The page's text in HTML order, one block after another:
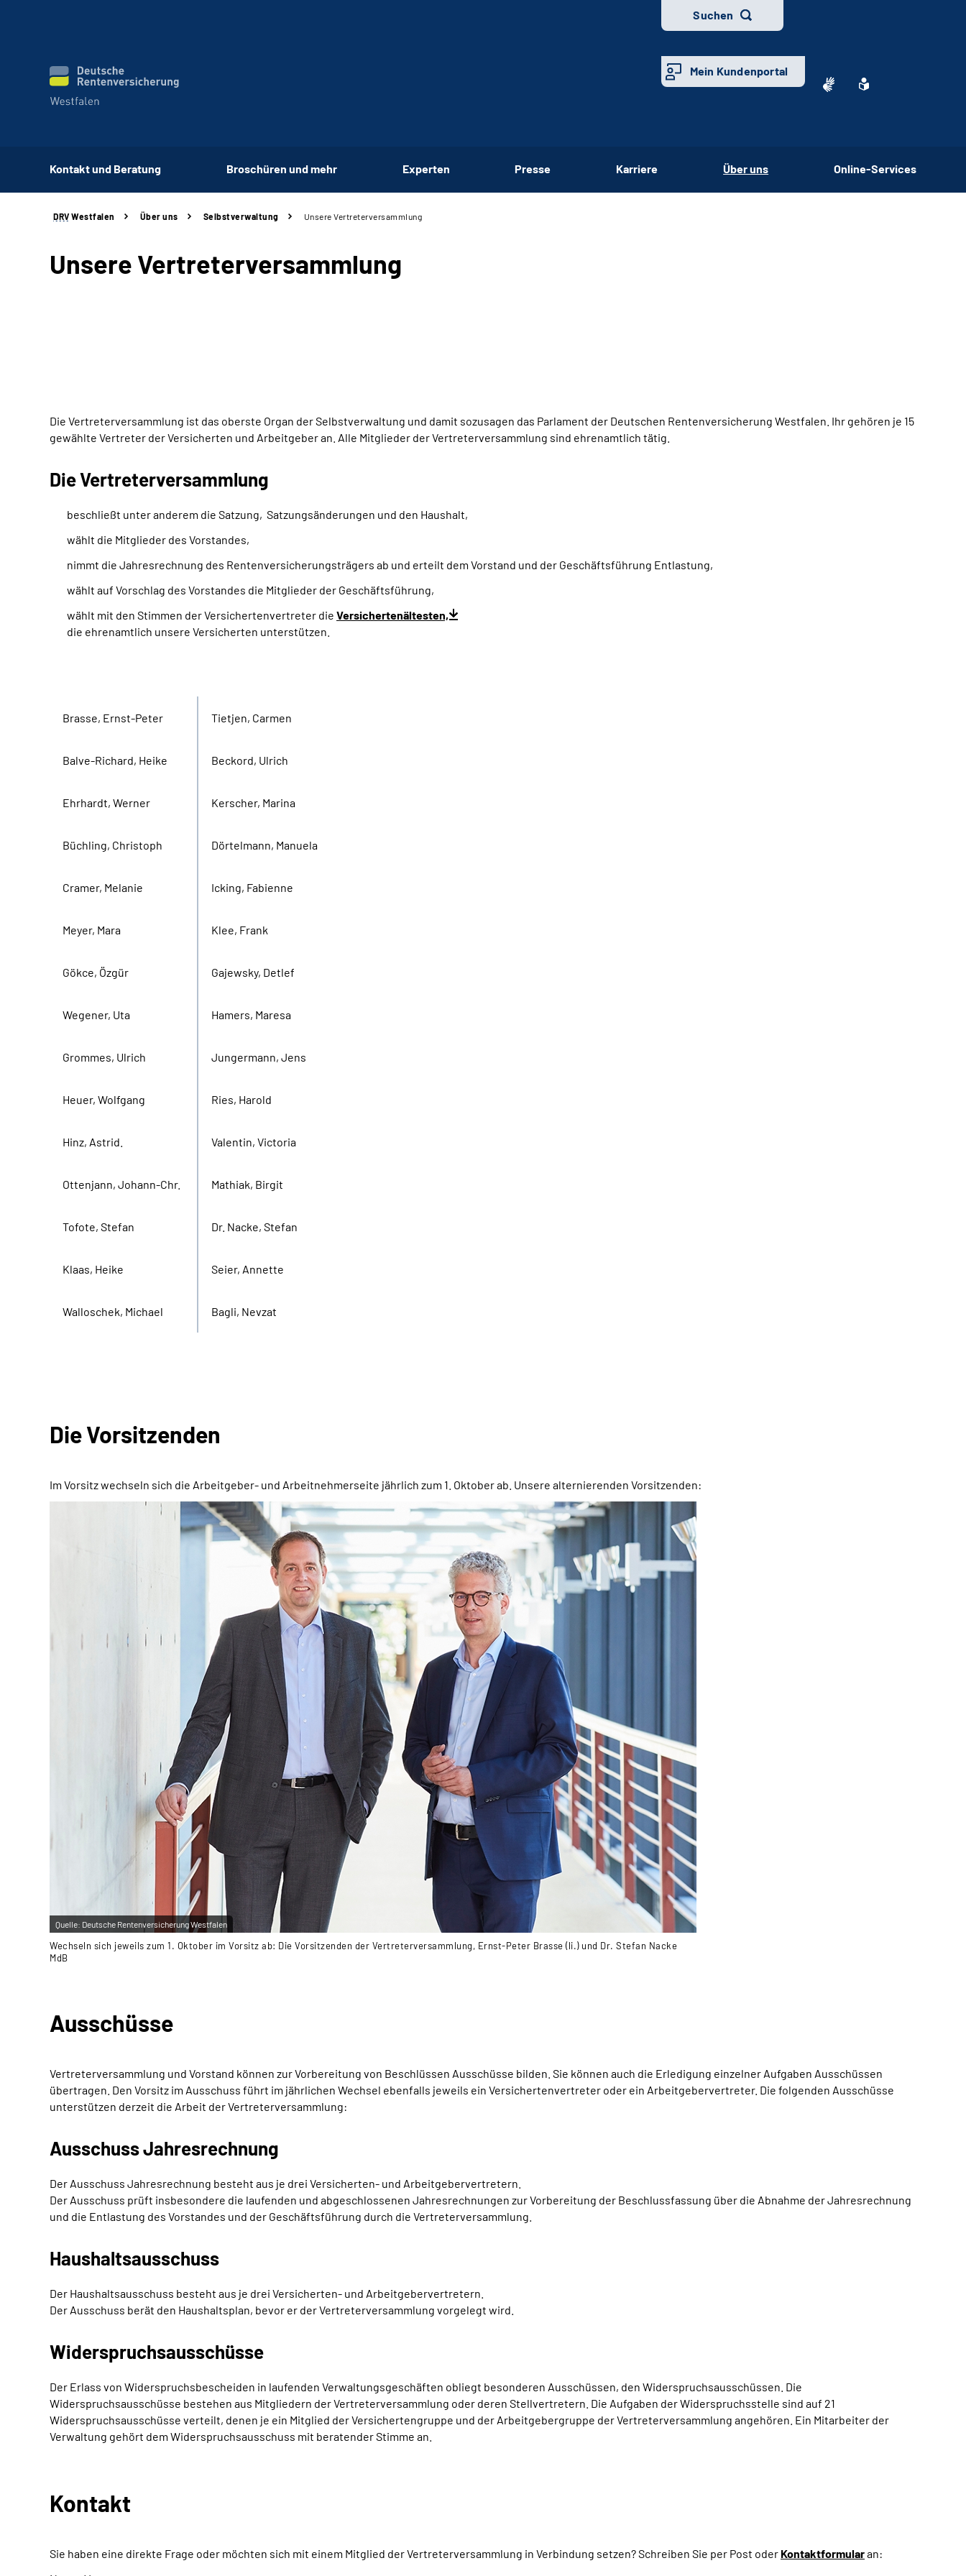
Suchen
Mein Kundenportal
Kontakt und Beratung Broschüren und mehr Experten Presse Karriere Über uns Online-Services
DRV Westfalen Über uns Selbstverwaltung Unsere Vertreterversammlung
Unsere Vertreterversammlung
Die Vertreterversammlung ist das oberste Organ der Selbstverwaltung und damit sozusagen das Parlament der Deutschen Rentenversicherung Westfalen. Ihr gehören je 15
gewählte Vertreter der Versicherten und Arbeitgeber an. Alle Mitglieder der Vertreterversammlung sind ehrenamtlich tätig.
Die Vertreterversammlung
beschließt unter anderem die Satzung, Satzungsänderungen und den Haushalt,
wählt die Mitglieder des Vorstandes,
nimmt die Jahresrechnung des Rentenversicherungsträgers ab und erteilt dem Vorstand und der Geschäftsführung Entlastung,
wählt auf Vorschlag des Vorstandes die Mitglieder der Geschäftsführung,
wählt mit den Stimmen der Versichertenvertreter die Versichertenältesten,
die ehrenamtlich unsere Versicherten unterstützen.
Brasse, Ernst-Peter Tietjen, Carmen
Balve-Richard, Heike Beckord, Ulrich
Ehrhardt, Werner Kerscher, Marina
Büchling, Christoph Dörtelmann, Manuela
Cramer, Melanie Icking, Fabienne
Meyer, Mara Klee, Frank
Gökce, Özgür Gajewsky, Detlef
Wegener, Uta Hamers, Maresa
Grommes, Ulrich Jungermann, Jens
Heuer, Wolfgang Ries, Harold
Hinz, Astrid. Valentin, Victoria
Ottenjann, Johann-Chr. Mathiak, Birgit
Tofote, Stefan Dr. Nacke, Stefan
Klaas, Heike Seier, Annette
Walloschek, Michael Bagli, Nevzat
Die Vorsitzenden
Im Vorsitz wechseln sich die Arbeitgeber- und Arbeitnehmerseite jährlich zum 1. Oktober ab. Unsere alternierenden Vorsitzenden:
Quelle: Deutsche Rentenversicherung Westfalen
Wechseln sich jeweils zum 1. Oktober im Vorsitz ab: Die Vorsitzenden der Vertreterversammlung, Ernst-Peter Brasse (li.) und Dr. Stefan Nacke
MdB
Ausschüsse
Vertreterversammlung und Vorstand können zur Vorbereitung von Beschlüssen Ausschüsse bilden. Sie können auch die Erledigung einzelner Aufgaben Ausschüssen
übertragen. Den Vorsitz im Ausschuss führt im jährlichen Wechsel ebenfalls jeweils ein Versichertenvertreter oder ein Arbeitgebervertreter. Die folgenden Ausschüsse
unterstützen derzeit die Arbeit der Vertreterversammlung:
Ausschuss Jahresrechnung
Der Ausschuss Jahresrechnung besteht aus je drei Versicherten- und Arbeitgebervertretern.
Der Ausschuss prüft insbesondere die laufenden und abgeschlossenen Jahresrechnungen zur Vorbereitung der Beschlussfassung über die Abnahme der Jahresrechnung
und die Entlastung des Vorstandes und der Geschäftsführung durch die Vertreterversammlung.
Haushaltsausschuss
Der Haushaltsausschuss besteht aus je drei Versicherten- und Arbeitgebervertretern.
Der Ausschuss berät den Haushaltsplan, bevor er der Vertreterversammlung vorgelegt wird.
Widerspruchsausschüsse
Der Erlass von Widerspruchsbescheiden in laufenden Verwaltungsgeschäften obliegt besonderen Ausschüssen, den Widerspruchsausschüssen. Die
Widerspruchsausschüsse bestehen aus Mitgliedern der Vertreterversammlung oder deren Stellvertretern. Die Aufgaben der Widerspruchsstelle sind auf 21
Widerspruchsausschüsse verteilt, denen je ein Mitglied der Versichertengruppe und der Arbeitgebergruppe der Vertreterversammlung angehören. Ein Mitarbeiter der
Verwaltung gehört dem Widerspruchsausschuss mit beratender Stimme an.
Kontakt
Sie haben eine direkte Frage oder möchten sich mit einem Mitglied der Vertreterversammlung in Verbindung setzen? Schreiben Sie per Post oder Kontaktformularan: